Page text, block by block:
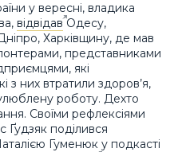
у вересні, владика
відвідавОдесу,
Харківщину, де мав
представниками
які
з них втратили здоров’я,
роботу. Дехто
Своїми рефлексіями
Ґудзяк поділився
Гуменюк у подкасті